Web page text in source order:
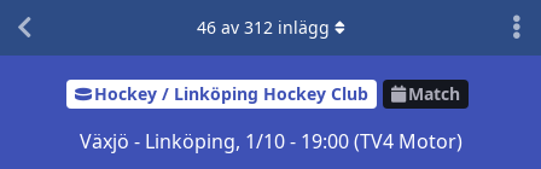
Hockey / Linköping Hockey Club Match
Växjö - Linköping, 1/10 - 19:00 (TV4 Motor)
46av 312inlägg